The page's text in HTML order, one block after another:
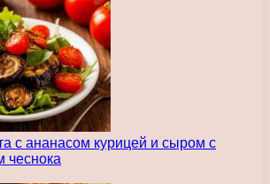
с ананасом курицей и сыром с
чеснока